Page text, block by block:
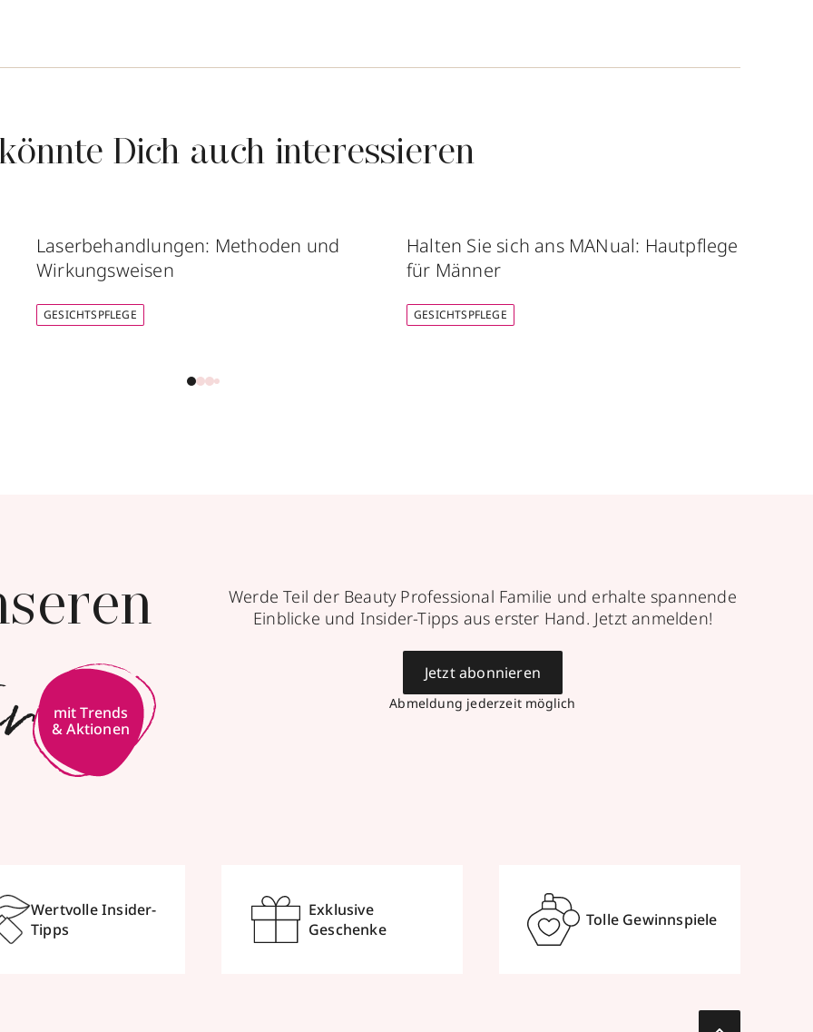
Dich auch interessieren
Laserbehandlungen: Methoden und
Wirkungsweisen
GESICHTSPFLEGE
Halten Sie sich ans MANual: Hautpflege
für Männer
GESICHTSPFLEGE
Werde Teil der Beauty Professional Familie und erhalte spannende
Einblicke und Insider-Tipps aus erster Hand. Jetzt anmelden!
Abmeldung jederzeit möglich
Jetzt abonnieren
Wertvolle Insider-
Tipps
Exklusive
Geschenke
Tolle Gewinnspiele